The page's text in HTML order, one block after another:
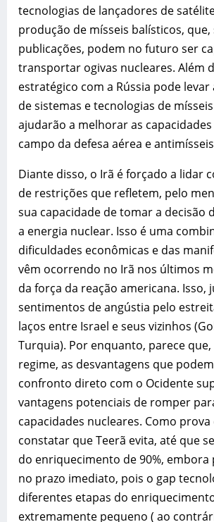
tecnologias de lançadores de
produção de mísseis balísticos, que,
publicações, podem no futuro ser
transportar ogivas nucleares. Além
estratégico com a Rússia pode
de sistemas e tecnologias de
ajudarão a melhorar as
campo da defesa aérea e
Diante disso, o Irã é forçado a lidar
de restrições que refletem, pelo
sua capacidade de tomar a decisão
a energia nuclear. Isso é uma
dificuldades econômicas e das
vêm ocorrendo no Irã nos últimos
da força da reação americana. Isso,
sentimentos de angústia pelo
laços entre Israel e seus vizinhos
Turquia). Por enquanto, parece que,
regime, as desvantagens que
confronto direto com o Ocidente
vantagens potenciais de romper
capacidades nucleares. Como
constatar que Teerã evita, até que
do enriquecimento de 90%, embora
no prazo imediato, pois o gap
diferentes etapas do
extremamente pequeno ( ao